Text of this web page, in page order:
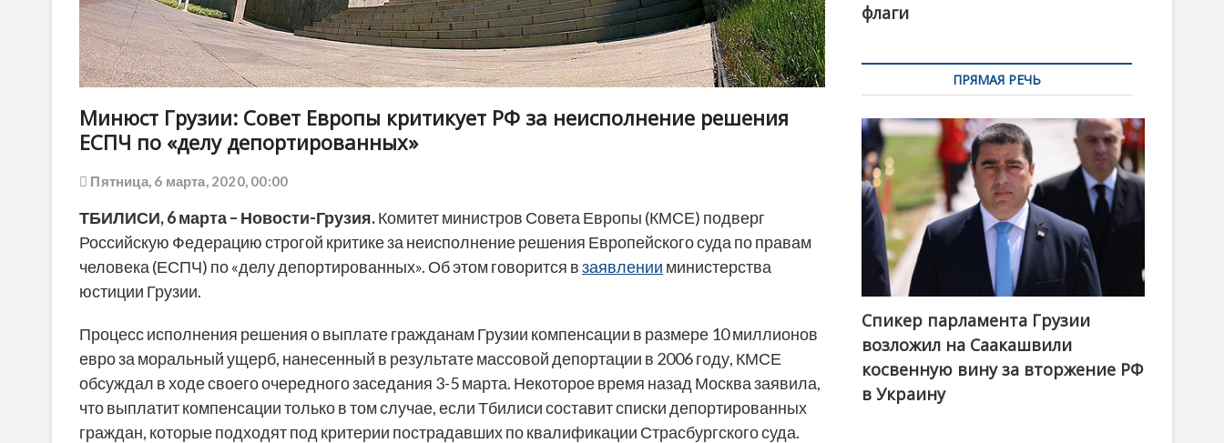
Минюст Грузии: Совет Европы критикует РФ за неисполнение решения
ЕСПЧ по «делу депортированных»
Пятница, 6 марта, 2020, 00:00
ТБИЛИСИ, 6 марта – Новости-Грузия.Комитет министров Совета Европы (КМСЕ) подверг
Российскую Федерацию строгой критике за неисполнение решения Европейского суда по правам
человека (ЕСПЧ) по «делу депортированных». Об этом говорится взаявлении министерства
юстиции Грузии.
Процесс исполнения решения о выплате гражданам Грузии компенсации в размере 10 миллионов
евро за моральный ущерб, нанесенный в результате массовой депортации в 2006 году, КМСЕ
обсуждал в ходе своего очередного заседания 3-5 марта. Некоторое время назад Москва заявила,
что выплатит компенсации только в том случае, если Тбилиси составит списки депортированных
граждан, которые подходят под критерии пострадавших по квалификации Страсбургского суда.
флаги
ПРЯМАЯ РЕЧЬ
Спикер парламента Грузии
возложил на Саакашвили
косвенную вину за вторжение РФ
в Украину